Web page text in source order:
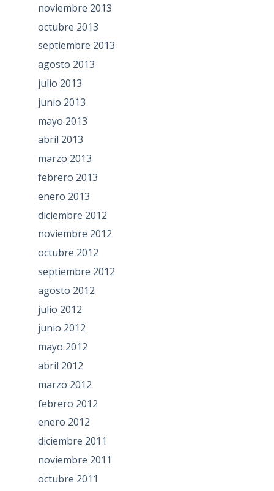
noviembre 2013
octubre 2013
septiembre 2013
agosto 2013
julio 2013
junio 2013
mayo 2013
abril 2013
marzo 2013
febrero 2013
enero 2013
diciembre 2012
noviembre 2012
octubre 2012
septiembre 2012
agosto 2012
julio 2012
junio 2012
mayo 2012
abril 2012
marzo 2012
febrero 2012
enero 2012
diciembre 2011
noviembre 2011
octubre 2011